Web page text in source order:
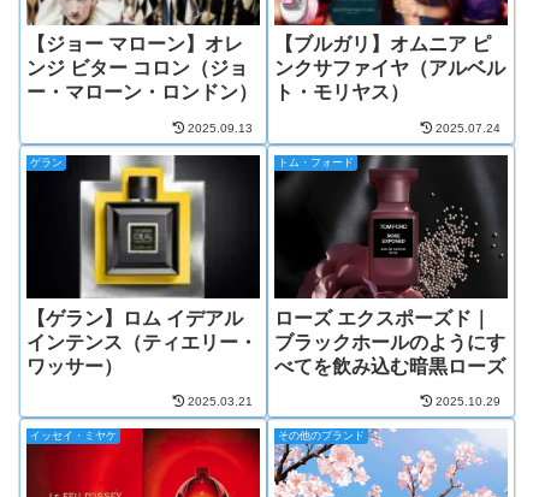
【ジョー マローン】オレ
ンジ ビター コロン（ジョ
ー・マローン・ロンドン）
2025.09.13
【ブルガリ】オムニア ピ
ンクサファイヤ（アルベル
ト・モリヤス）
2025.07.24
ゲラン
【ゲラン】ロム イデアル
インテンス（ティエリー・
ワッサー）
2025.03.21
トム・フォード
ローズ エクスポーズド｜
ブラックホールのようにす
べてを飲み込む暗黒ローズ
2025.10.29
イッセイ・ミヤケ その他のブランド